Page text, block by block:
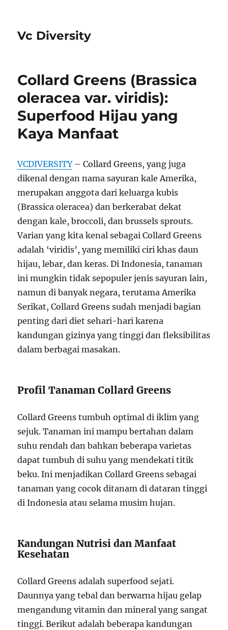
Vc Diversity
Collard Greens (Brassica
oleracea var. viridis):
Superfood Hijau yang
Kaya Manfaat
VCDIVERSITY– Collard Greens, yang juga
dikenal dengan nama sayuran kale Amerika,
merupakan anggota dari keluarga kubis
(Brassica oleracea) dan berkerabat dekat
dengan kale, broccoli, dan brussels sprouts.
Varian yang kita kenal sebagai Collard Greens
adalah ‘viridis’, yang memiliki ciri khas daun
hijau, lebar, dan keras. Di Indonesia, tanaman
ini mungkin tidak sepopuler jenis sayuran lain,
namun di banyak negara, terutama Amerika
Serikat, Collard Greens sudah menjadi bagian
penting dari diet sehari-hari karena
kandungan gizinya yang tinggi dan fleksibilitas
dalam berbagai masakan.
Profil Tanaman Collard Greens
Collard Greens tumbuh optimal di iklim yang
sejuk. Tanaman ini mampu bertahan dalam
suhu rendah dan bahkan beberapa varietas
dapat tumbuh di suhu yang mendekati titik
beku. Ini menjadikan Collard Greens sebagai
tanaman yang cocok ditanam di dataran tinggi
di Indonesia atau selama musim hujan.
Kandungan Nutrisi dan Manfaat
Kesehatan
Collard Greens adalah superfood sejati.
Daunnya yang tebal dan berwarna hijau gelap
mengandung vitamin dan mineral yang sangat
tinggi. Berikut adalah beberapa kandungan